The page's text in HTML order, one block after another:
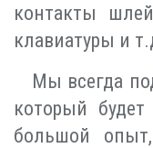
контакты
клавиатуры и
Мы всегда
который
большой